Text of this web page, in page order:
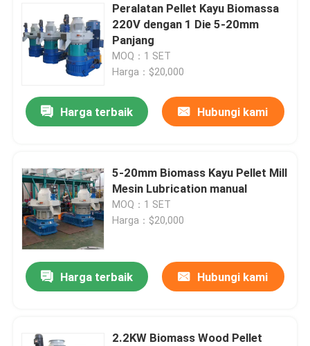
Peralatan Pellet Kayu Biomassa
220V dengan 1 Die 5-20mm
Panjang
MOQ：1 SET
Harga：$20,000
Harga terbaik Hubungi kami
5-20mm Biomass Kayu Pellet Mill
Mesin Lubrication manual
MOQ：1 SET
Harga：$20,000
Harga terbaik Hubungi kami
2.2KW Biomass Wood Pellet